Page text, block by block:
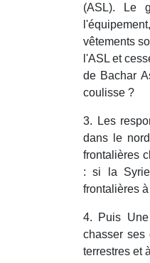
(ASL). Le
vêtements
l'ASL et
de Bachar
coulisse ?
3. Les
dans le
frontalières
: si la
frontalières
4. Puis
chasser ses
terrestres et